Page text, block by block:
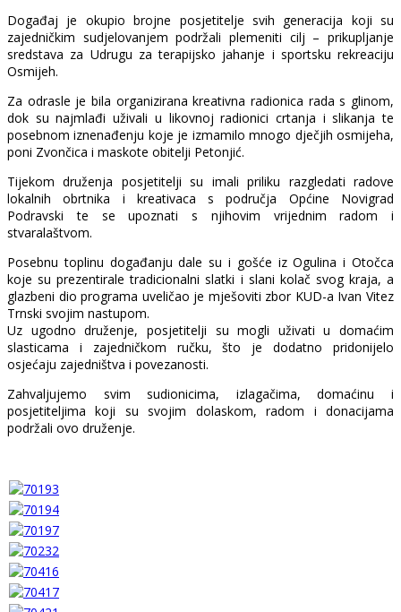
Događaj je okupio brojne posjetitelje svih generacija koji su
zajedničkim sudjelovanjem podržali plemeniti cilj – prikupljanje
sredstava za Udrugu za terapijsko jahanje i sportsku rekreaciju
Osmijeh.
Za odrasle je bila organizirana kreativna radionica rada s glinom,
dok su najmlađi uživali u likovnoj radionici crtanja i slikanja te
posebnom iznenađenju koje je izmamilo mnogo dječjih osmijeha,
poni Zvončica i maskote obitelji Petonjić.
Tijekom druženja posjetitelji su imali priliku razgledati radove
lokalnih obrtnika i kreativaca s područja Općine Novigrad
Podravski te se upoznati s njihovim vrijednim radom i
stvaralaštvom.
Posebnu toplinu događanju dale su i gošće iz Ogulina i Otočca
koje su prezentirale tradicionalni slatki i slani kolač svog kraja, a
glazbeni dio programa uveličao je mješoviti zbor KUD-a Ivan Vitez
Trnski svojim nastupom.
Uz ugodno druženje, posjetitelji su mogli uživati u domaćim
slasticama i zajedničkom ručku, što je dodatno pridonijelo
osjećaju zajedništva i povezanosti.
Zahvaljujemo svim sudionicima, izlagačima, domaćinu i
posjetiteljima koji su svojim dolaskom, radom i donacijama
podržali ovo druženje.